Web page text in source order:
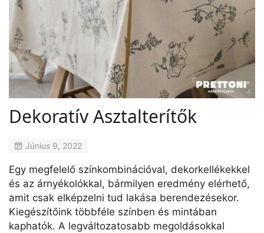
Dekoratív Asztalterítők
Június 9, 2022
Egy megfelelő színkombinációval, dekorkellékekkel
és az árnyékolókkal, bármilyen eredmény elérhető,
amit csak elképzelni tud lakása berendezésekor.
Kiegészítőink többféle színben és mintában
kaphatók. A legváltozatosabb megoldásokkal